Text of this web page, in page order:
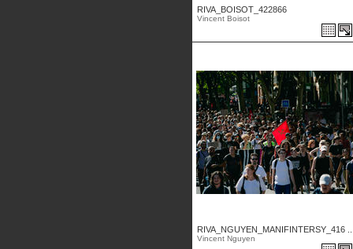
RIVA_BOISOT_422866
Vincent Boisot
RIVA_NGUYEN_MANIFINTERSY_416
Vincent Nguyen